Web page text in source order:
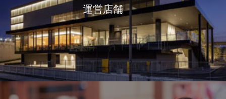
運営店舗